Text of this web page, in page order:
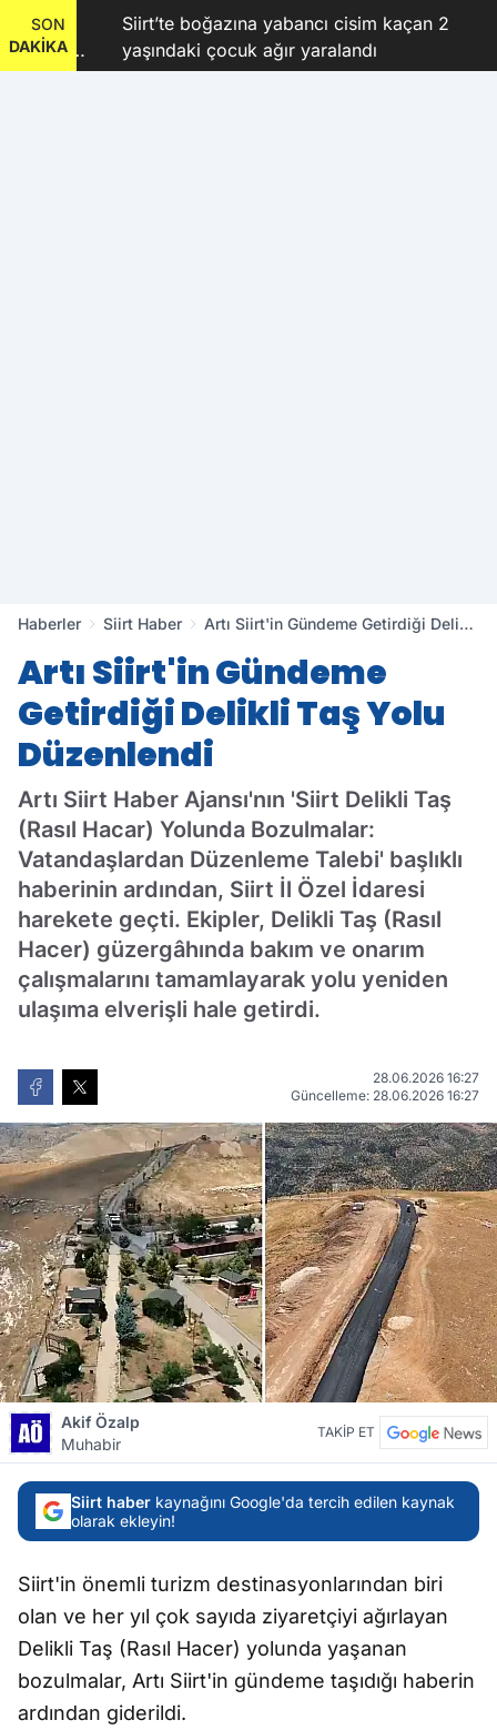
SON
DAKİKA
Siirt’te boğazına yabancı cisim kaçan 2
yaşındaki çocuk ağır yaralandı
Haberler Siirt Haber
Artı Siirt'in Gündeme Getirdiği Delikli
Artı Siirt'in Gündeme
Getirdiği Delikli Taş Yolu
Düzenlendi
Artı Siirt Haber Ajansı'nın 'Siirt Delikli Taş
(Rasıl Hacar) Yolunda Bozulmalar:
Vatandaşlardan Düzenleme Talebi' başlıklı
haberinin ardından, Siirt İl Özel İdaresi
harekete geçti. Ekipler, Delikli Taş (Rasıl
Hacer) güzergâhında bakım ve onarım
çalışmalarını tamamlayarak yolu yeniden
ulaşıma elverişli hale getirdi.
28.06.2026 16:27
Güncelleme: 28.06.2026 16:27
Akif Özalp
Muhabir
TAKİP ET
Siirt haber kaynağını Google'da tercih edilen kaynak
olarak ekleyin!
Siirt'in önemli turizm destinasyonlarından biri
olan ve her yıl çok sayıda ziyaretçiyi ağırlayan
Delikli Taş (Rasıl Hacer) yolunda yaşanan
bozulmalar, Artı Siirt'in gündeme taşıdığı haberin
ardından giderildi.